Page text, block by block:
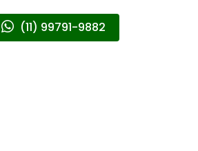
(11) 99791-9882